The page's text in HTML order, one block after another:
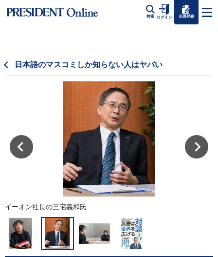
検索 ログイン 会員登録
日本語のマスコミしか知らない人はヤバい
イーオン社長の三宅義和氏